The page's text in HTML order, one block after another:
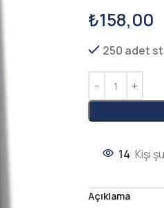
₺158,00
250 adet
14 Kişi
Açıklama